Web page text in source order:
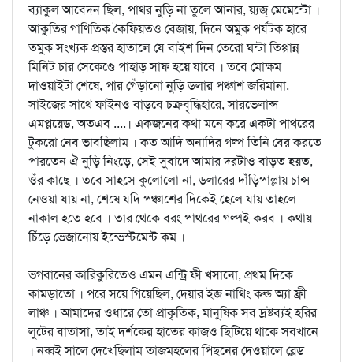
ব্যাকুল আবেদন ছিল, পাথর নুড়ি না তুলে আনার, য়্যজ্‌ মেমেন্টো ।
আকুতির গাণিতিক কৈফিয়তও বেজায়, দিনে অমুক পর্যটক হারে
তমুক সংখ্যক প্রস্তর হাতালে যে বাইশ দিন তেরো ঘন্টা তিপ্পান্ন
মিনিট চার সেকেণ্ডে পাহাড় সাফ হয়ে যাবে । তবে মোক্ষম
দাওয়াইটা শেষে, পার গেঁড়ানো নুড়ি ডলার পঞ্চাশ জরিমানা,
সাইজের সাথে ফাইনও বাড়বে চক্রবৃদ্ধিহারে, সারভেলান্স
এমপ্লয়েড, অতএব ....। একজনের কথা মনে করে একটা পাথরের
টুকরো নেব ভাবছিলাম । কত আদি অনাদির গল্প তিনি বের করতে
পারতেন ঐ নুড়ি নিংড়ে, সেই সুবাদে আমার দরটাও বাড়ত হয়ত,
ওঁর কাছে । তবে সাহসে কুলোলো না, ডলারের দাঁড়িপাল্লায় চান্স
নেওয়া যায় না, শেষে যদি পঞ্চাশের দিকেই হেলে যায় তাহলে
নাকাল হতে হবে । তার থেকে বরং পাথরের গল্পই করব । কথায়
চিঁড়ে ভেজানোয় ইন্ভেস্টমেন্ট কম ।
ভগবানের কারিকুরিতেও এমন এন্ট্রি ফী খসানো, প্রথম দিকে
কামড়াতো । পরে সয়ে গিয়েছিল, দেয়ার ইজ্‌ নাথিং কল্ড্‌ অ্যা ফ্রী
লাঞ্চ । আমাদের ওধারে তো প্রাকৃতিক, মানুষিক সব দ্রষ্টব্যই হরির
লুটের বাতাসা, তাই দর্শকের হাতের কাজও ছিটিয়ে থাকে সবখানে
। নব্বই সালে দেখেছিলাম তাজমহলের পিছনের দেওয়ালে ব্লেড